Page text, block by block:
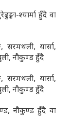
श्यार्मा हुँदै वा
सरमथली, यार्सा,
नौकुण्ड हुँदै
सरमथली, यार्सा,
नौकुण्ड हुँदै
नौकुण्ड हुँदै वा